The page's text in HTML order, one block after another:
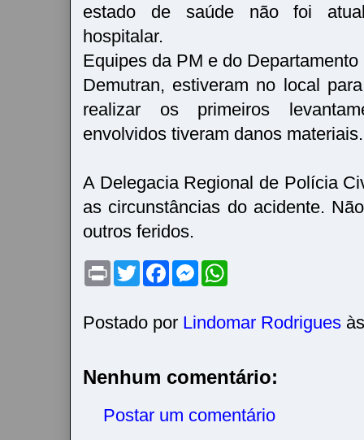
estado de saúde não foi
hospitalar.
Equipes da PM e do
Demutran, estiveram no local
realizar os primeiros
envolvidos tiveram danos materiais.
A Delegacia Regional de Polícia
as circunstâncias do acidente.
outros feridos.
P
t
T
w
t
e
F
a
b
o
M
e
e
n
r
s
A
Postado por Lindomar Rodrigues
Nenhum comentário:
Postar um comentário